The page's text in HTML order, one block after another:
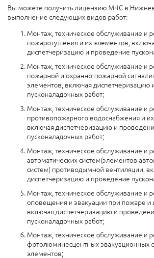
Вы можете получить лицензию МЧС в
выполнение следующих видов работ:
Монтаж, техническое обслуживание и
пожаротушения и их элементов,
диспетчеризацию и проведение
Монтаж, техническое обслуживание и
пожарной и охранно-пожарной
элементов, включая диспетчеризацию
пусконаладочных работ;
Монтаж, техническое обслуживание и
противопожарного водоснабжения и
включая диспетчеризацию и
пусконаладочных работ;
Монтаж, техническое обслуживание и
автоматических систем(элементов
систем) противодымной вентиляции,
диспетчеризацию и проведение
Монтаж, техническое обслуживание и
оповещения и эвакуации при пожаре и
включая диспетчеризацию и
пусконаладочных работ;
Монтаж, техническое обслуживание и
фотолюминесцентных эвакуационных
элементов;